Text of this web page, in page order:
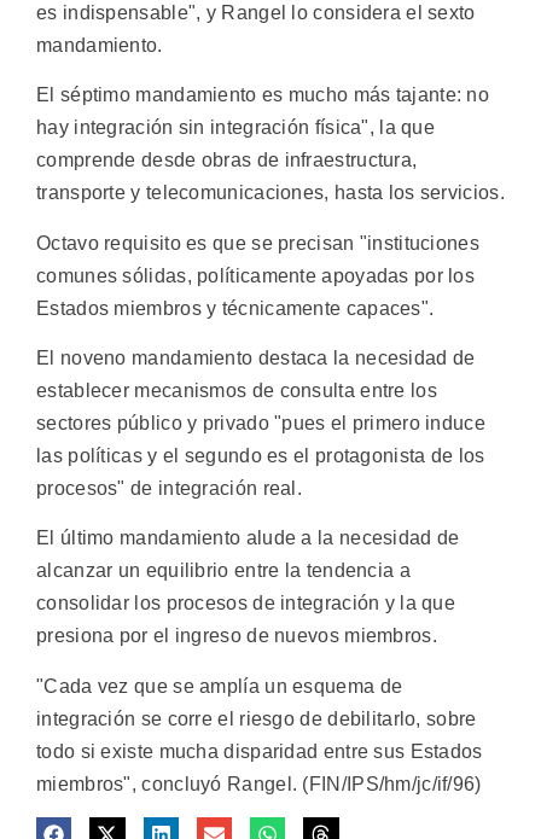
es indispensable", y Rangel lo considera el sexto
mandamiento.
El séptimo mandamiento es mucho más tajante: no
hay integración sin integración física", la que
comprende desde obras de infraestructura,
transporte y telecomunicaciones, hasta los servicios.
Octavo requisito es que se precisan "instituciones
comunes sólidas, políticamente apoyadas por los
Estados miembros y técnicamente capaces".
El noveno mandamiento destaca la necesidad de
establecer mecanismos de consulta entre los
sectores público y privado "pues el primero induce
las políticas y el segundo es el protagonista de los
procesos" de integración real.
El último mandamiento alude a la necesidad de
alcanzar un equilibrio entre la tendencia a
consolidar los procesos de integración y la que
presiona por el ingreso de nuevos miembros.
"Cada vez que se amplía un esquema de
integración se corre el riesgo de debilitarlo, sobre
todo si existe mucha disparidad entre sus Estados
miembros", concluyó Rangel. (FIN/IPS/hm/jc/if/96)